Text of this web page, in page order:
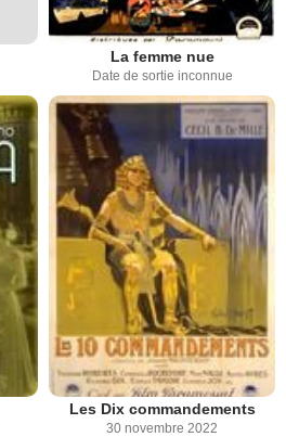
La femme nue
Date de sortie inconnue
Les Dix commandements
30 novembre 2022